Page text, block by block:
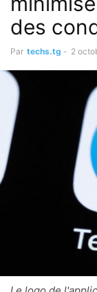
des
Par techs.tg - 2